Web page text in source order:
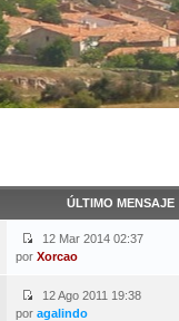
ÚLTIMO MENSAJE
12 Mar 2014 02:37
por Xorcao
12 Ago 2011 19:38
por agalindo